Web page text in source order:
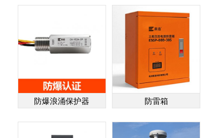
防爆浪涌保护器 防雷箱